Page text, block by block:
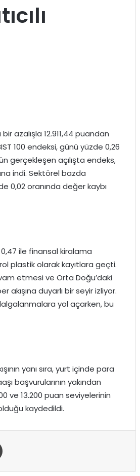
azalışla 12.911,44 puandan
100 endeksi, günü yüzde 0,26
gerçekleşen açılışta endeks,
indi. Sektörel bazda
0,02 oranında değer kaybı
0,47 ile finansal kiralama
plastik olarak kayıtlara geçti.
etmesi ve Orta Doğu’daki
duyarlı bir seyir izliyor.
yol açarken, bu
yanı sıra, yurt içinde para
başvurularının yakından
ve 13.200 puan seviyelerinin
kaydedildi.